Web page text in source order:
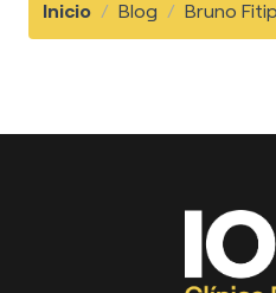
Inicio / Blog / Bruno